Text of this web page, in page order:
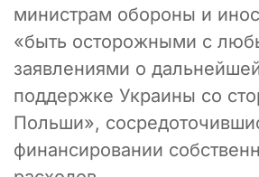
министрам обороны и
«быть осторожными с
заявлениями о
поддержке Украины со
Польши»,
финансировании